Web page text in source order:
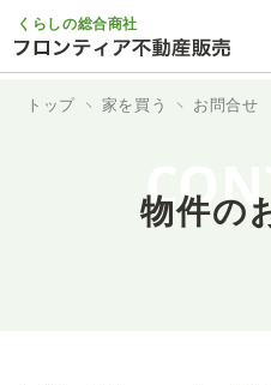
くらしの総合商社
トップ 家を買う お問合せ
物件の